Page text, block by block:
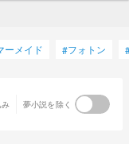
ーメイド #フォトン
夢小説を除く